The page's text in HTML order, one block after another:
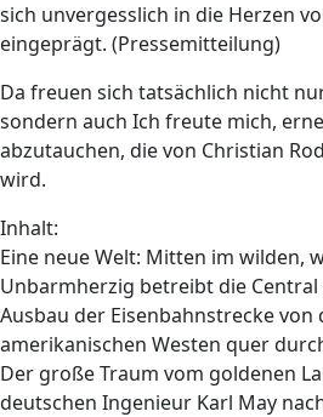
sich unvergesslich in die Herzen
eingeprägt. (Pressemitteilung)
Da freuen sich tatsächlich nicht
sondern auch Ich freute mich,
abzutauchen, die von Christian
wird.
Inhalt:
Eine neue Welt: Mitten im wilden,
Unbarmherzig betreibt die Central
Ausbau der Eisenbahnstrecke
amerikanischen Westen quer
Der große Traum vom goldenen
deutschen Ingenieur Karl May